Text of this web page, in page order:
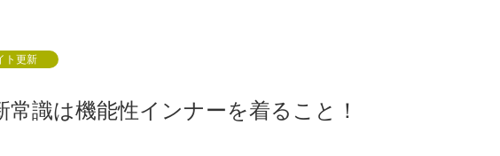
ト更新
常識は機能性インナーを着ること！